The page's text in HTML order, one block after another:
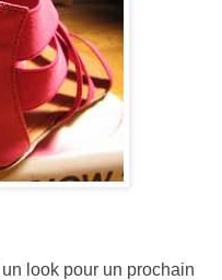
look pour un prochain